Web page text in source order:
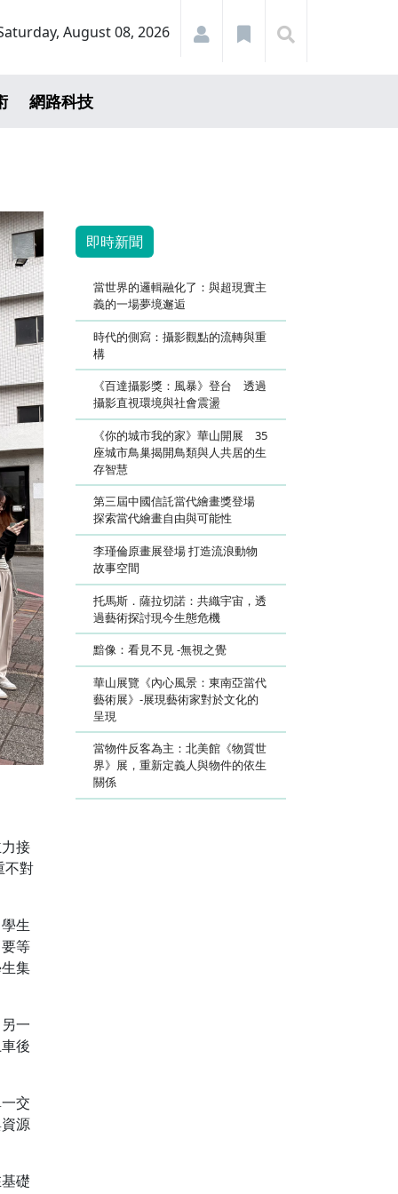
August 08, 2026
網路科技
接
不對
生
等
集
一
後
交
源
礎
即時新聞
當世界的邏輯融化了：與超現實主
義的一場夢境邂逅
時代的側寫：攝影觀點的流轉與重
構
《百達攝影獎：風暴》登台 透過
攝影直視環境與社會震盪
《你的城市我的家》華山開展 35
座城市鳥巢揭開鳥類與人共居的生
存智慧
第三屆中國信託當代繪畫獎登場
探索當代繪畫自由與可能性
李瑾倫原畫展登場 打造流浪動物
故事空間
托馬斯．薩拉切諾：共織宇宙，透
過藝術探討現今生態危機
黯像：看見不見 -無視之覺
華山展覽《內心風景：東南亞當代
藝術展》-展現藝術家對於文化的
呈現
當物件反客為主：北美館《物質世
界》展，重新定義人與物件的依生
關係